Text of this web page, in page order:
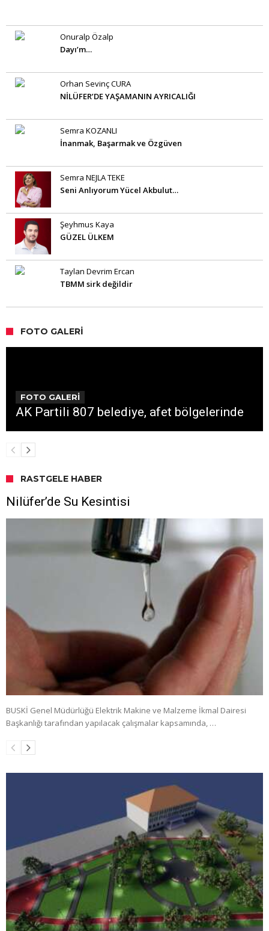
Onuralp Özalp
Dayı’m…
Orhan Sevinç CURA
NİLÜFER’DE YAŞAMANIN AYRICALIĞI
Semra KOZANLI
İnanmak, Başarmak ve Özgüven
Semra NEJLA TEKE
Seni Anlıyorum Yücel Akbulut…
Şeyhmus Kaya
GÜZEL ÜLKEM
Taylan Devrim Ercan
TBMM sirk değildir
FOTO GALERI
FOTO GALERİ
AK Partili 807 belediye, afet bölgelerinde
RASTGELE HABER
Nilüfer’de Su Kesintisi
BUSKİ Genel Müdürlüğü Elektrik Makine ve Malzeme İkmal Dairesi
Başkanlığı tarafından yapılacak çalışmalar kapsamında, …